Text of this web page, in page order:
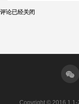
评论已经关闭
Copyright © 2016.1.1-